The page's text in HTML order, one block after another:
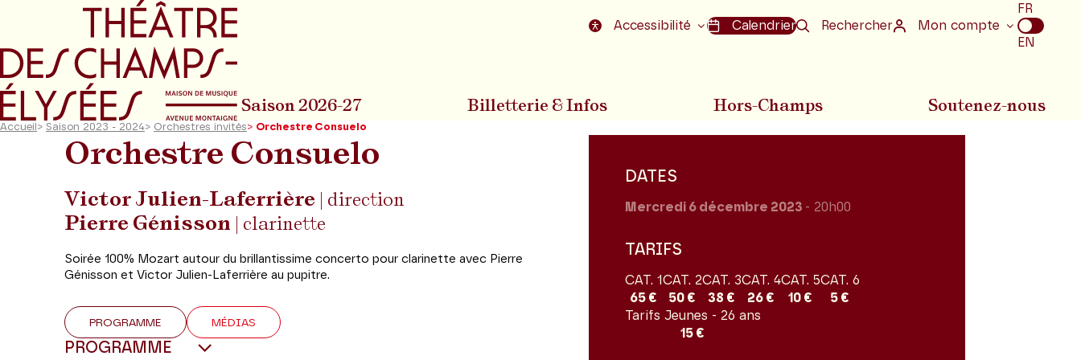
Aller au menu principal Aller au pied de la page Accessibilité Calendrier Rechercher Mon compte
Choix
de
la
FR
EN
Saison 2026-27 Billetterie & Infos Hors-Champs Soutenez-nous
Accueil > Saison 2023 - 2024> Orchestres invités> Orchestre Consuelo
Orchestre Consuelo
Victor Julien-Laferrière | direction
Pierre Génisson | clarinette
Soirée 100% Mozart autour du brillantissime concerto pour clarinette avec Pierre
Génisson et Victor Julien-Laferrière au pupitre.
PROGRAMME MÉDIAS
PROGRAMME
DATES
Mercredi 6 décembre 2023 - 20h00
TARIFS
CAT. 1
65 €
CAT. 2
50 €
CAT. 3
38 €
CAT. 4
26 €
CAT. 5
10 €
CAT. 6
5 €
Tarifs Jeunes - 26 ans
15 €